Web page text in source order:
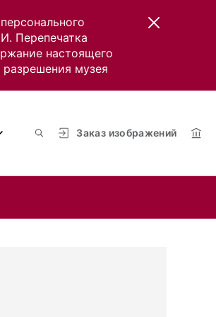
Перепечатка
настоящего
музея
Заказ изображений